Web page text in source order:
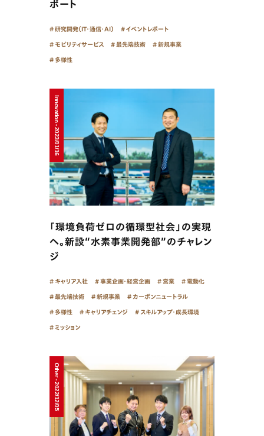
ポート
研究開発（IT・通信・AI） イベントレポート
モビリティサービス 最先端技術 新規事業
多様性
Innovation - 2023/01/16
「環境負荷ゼロの循環型社会」の実現
へ。新設“水素事業開発部”のチャレン
ジ
キャリア入社 事業企画・経営企画 営業 電動化
最先端技術 新規事業 カーボンニュートラル
多様性 キャリアチェンジ スキルアップ・成長環境
ミッション
Other - 2022/12/05